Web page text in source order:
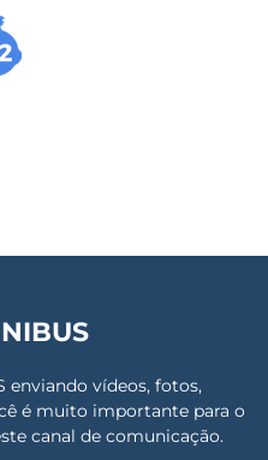
enviando vídeos, fotos,
é muito importante para o
canal de comunicação.